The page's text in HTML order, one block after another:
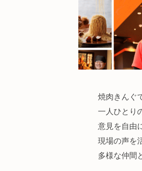
焼肉きんぐ
一人ひとり
意見を自由
現場の声を
多様な仲間